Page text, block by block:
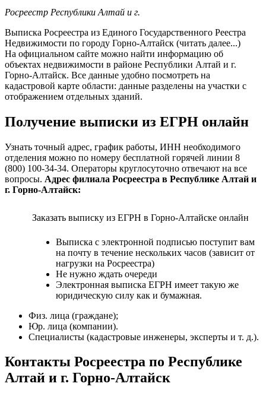
Росреестр Республики Алтай и г.
Выписка Росреестра из Единого Государственного Реестра
Недвижимости по городу Горно-Алтайск (читать далее...)
На официальном сайте можно найти информацию об
объектах недвижимости в районе Республики Алтай и г.
Горно-Алтайск. Все данные удобно посмотреть на
кадастровой карте области: данные разделены на участки с
отображением отдельных зданий.
Получение выписки из ЕГРН онлайн
Узнать точный адрес, график работы, ИНН необходимого
отделения можно по номеру бесплатной горячей линии 8
(800) 100-34-34. Операторы круглосуточно отвечают на все
вопросы. Адрес филиала Росреестра в Республике Алтай и
г. Горно-Алтайск:
Заказать выписку из ЕГРН в Горно-Алтайске онлайн
Выписка с электронной подписью поступит вам
на почту в течение нескольких часов (зависит от
нагрузки на Росреестра)
Не нужно ждать очереди
Электронная выписка ЕГРН имеет такую же
юридическую силу как и бумажная.
Физ. лица (граждане);
Юр. лица (компании).
Специалисты (кадастровые инженеры, эксперты и т. д.).
Контакты Росреестра по Республике
Алтай и г. Горно-Алтайск